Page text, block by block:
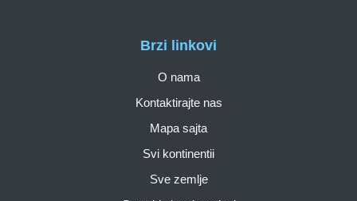
Brzi linkovi
O nama
Kontaktirajte nas
Mapa sajta
Svi kontinentii
Sve zemlje